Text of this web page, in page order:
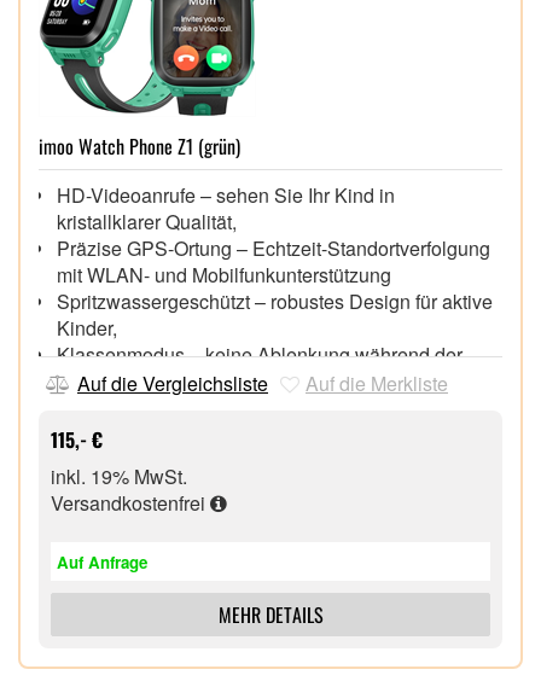
imoo Watch Phone Z1 (grün)
HD-Videoanrufe – sehen Sie Ihr Kind in
kristallklarer Qualität,
Präzise GPS-Ortung – Echtzeit-Standortverfolgung
mit WLAN- und Mobilfunkunterstützung
Spritzwassergeschützt – robustes Design für aktive
Kinder,
Klassenmodus – keine Ablenkung während der
Schulzeit,
sicher zu nutzen
Alternative zum Smartphone – altersgerechte
Kommunikation ohne Ablenkungen
Auf die Vergleichsliste Auf die Merkliste
115,- €
inkl. 19% MwSt.
Versandkostenfrei
Auf Anfrage
MEHR DETAILS